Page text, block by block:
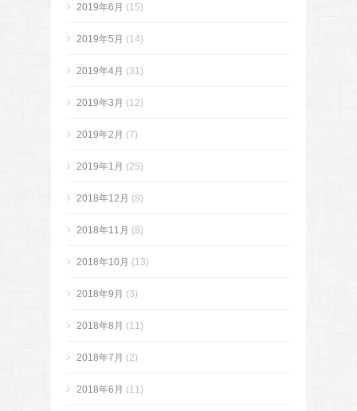
2019年6月 (15)
2019年5月 (14)
2019年4月 (31)
2019年3月 (12)
2019年2月 (7)
2019年1月 (25)
2018年12月 (8)
2018年11月 (8)
2018年10月 (13)
2018年9月 (3)
2018年8月 (11)
2018年7月 (2)
2018年6月 (11)